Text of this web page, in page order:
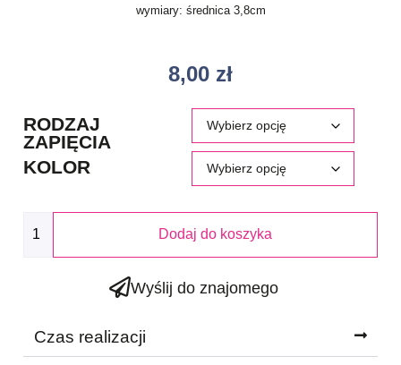
wymiary: średnica 3,8cm
8,00 zł
RODZAJ
ZAPIĘCIA
KOLOR
Dodaj do koszyka
Wyślij do znajomego
Czas realizacji